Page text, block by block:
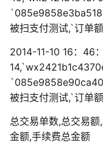
被扫支付测试,`订单
2014-11-10 16：46：
被扫支付测试,`订单
总交易单数,总交易
金额,手续费总金额